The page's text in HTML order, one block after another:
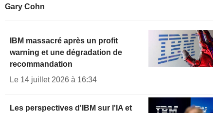
Gary Cohn
IBM massacré après un profit
warning et une dégradation de
recommandation
Le 14 juillet 2026 à 16:34
Les perspectives d'IBM sur l'IA et